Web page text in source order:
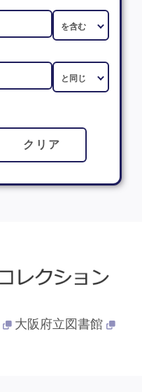
クリア
大阪府立図書館